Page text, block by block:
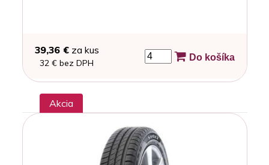
39,36 €za kus
32 € bez DPH
Do košíka
Akcia